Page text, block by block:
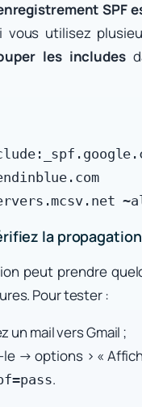
SPF
vous utilisez
les includes
la propagation
peut prendre
Pour tester :
un mail vers Gmail ;
→ options > «
.